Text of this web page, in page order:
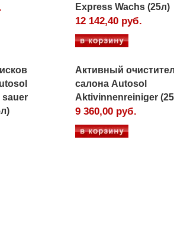
Express Wachs (25л)
12 142,40 руб.
sauer
Активный
салона Autosol
Aktivinnenreiniger
9 360,00 руб.